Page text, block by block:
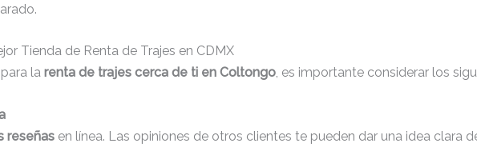
Tienda de Renta de Trajes en CDMX
la renta de trajes cerca de ti en Coltongo, es importante considerar los
reseñas en línea. Las opiniones de otros clientes te pueden dar una idea clara